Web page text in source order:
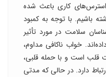
کاری باعث شده
باشیم. با توجه به کمبود
سلامت در مورد تأثیر
خواب ناکافی مداوم،
قلب است و با حمله قلبی،
دارد. در حالی‌ که مدتی